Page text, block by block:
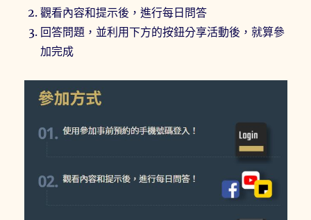
觀看內容和提示後，進行每日問答
回答問題，並利用下方的按鈕分享活動後，就算參
加完成